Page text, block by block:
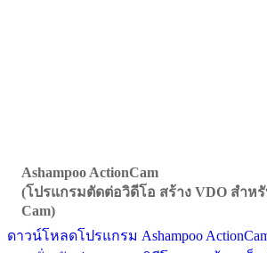
Ashampoo ActionCam
(โปรแกรมตัดต่อวิดีโอ สร้าง VDO สำห
Cam)
ดาวน์โหลดโปรแกรม Ashampoo